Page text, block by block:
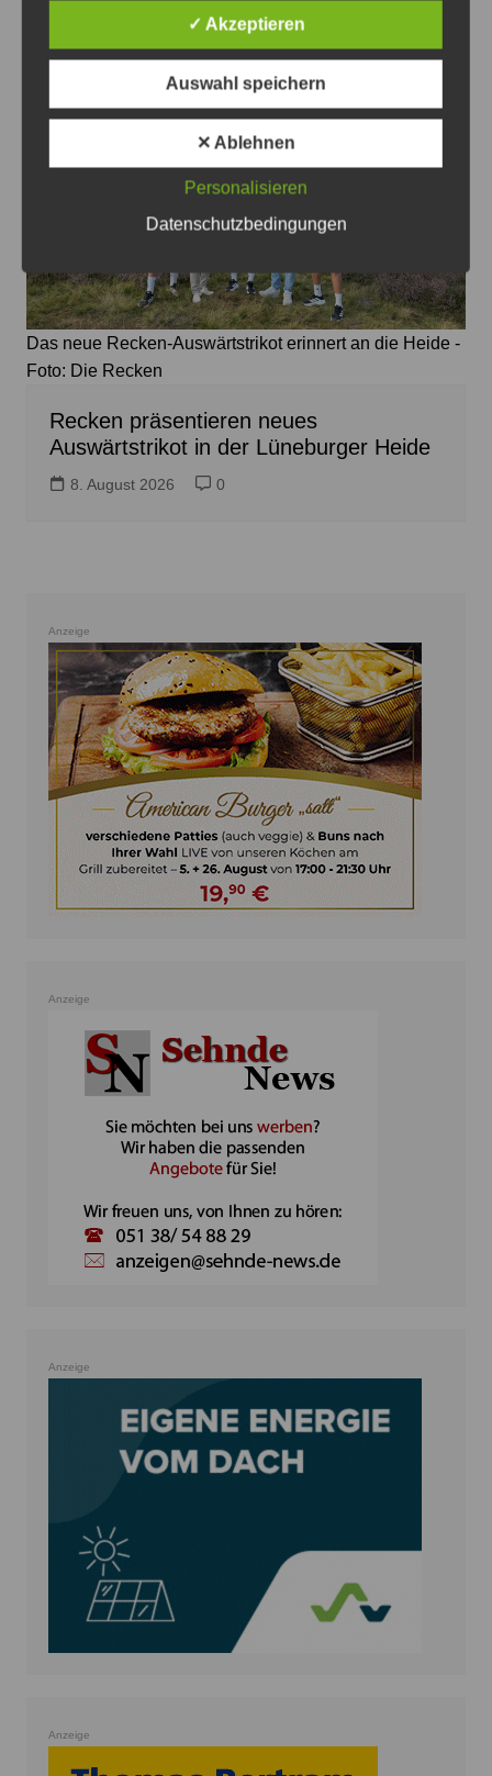
0
Das neue Recken-Auswärtstrikot erinnert an die Heide -
Foto: Die Recken
Recken präsentieren neues
Auswärtstrikot in der Lüneburger Heide
8. August 2026 0
Anzeige
Anzeige
Anzeige
Anzeige
✓ Akzeptieren
Auswahl speichern
✕ Ablehnen
Personalisieren
Datenschutzbedingungen